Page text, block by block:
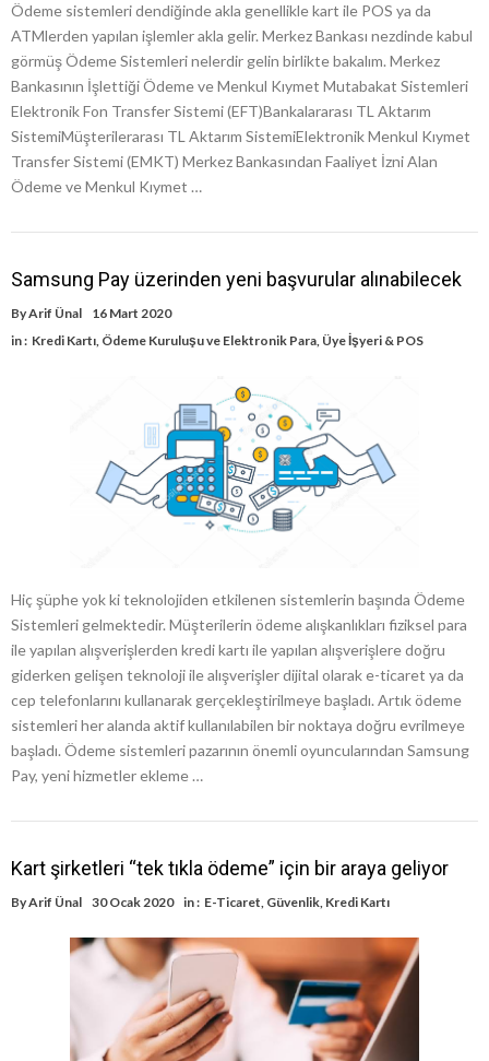
Ödeme sistemleri dendiğinde akla genellikle kart ile POS ya da
ATMlerden yapılan işlemler akla gelir. Merkez Bankası nezdinde kabul
görmüş Ödeme Sistemleri nelerdir gelin birlikte bakalım. Merkez
Bankasının İşlettiği Ödeme ve Menkul Kıymet Mutabakat Sistemleri
Elektronik Fon Transfer Sistemi (EFT)Bankalararası TL Aktarım
SistemiMüşterilerarası TL Aktarım SistemiElektronik Menkul Kıymet
Transfer Sistemi (EMKT) Merkez Bankasından Faaliyet İzni Alan
Ödeme ve Menkul Kıymet …
Samsung Pay üzerinden yeni başvurular alınabilecek
ByArif Ünal
16 Mart 2020
in : Kredi Kartı, Ödeme Kuruluşu ve Elektronik Para, Üye İşyeri & POS
Hiç şüphe yok ki teknolojiden etkilenen sistemlerin başında Ödeme
Sistemleri gelmektedir. Müşterilerin ödeme alışkanlıkları fiziksel para
ile yapılan alışverişlerden kredi kartı ile yapılan alışverişlere doğru
giderken gelişen teknoloji ile alışverişler dijital olarak e-ticaret ya da
cep telefonlarını kullanarak gerçekleştirilmeye başladı. Artık ödeme
sistemleri her alanda aktif kullanılabilen bir noktaya doğru evrilmeye
başladı. Ödeme sistemleri pazarının önemli oyuncularından Samsung
Pay, yeni hizmetler ekleme …
Kart şirketleri “tek tıkla ödeme” için bir araya geliyor
ByArif Ünal 30 Ocak 2020 in : E-Ticaret Güvenlik Kredi Kartı